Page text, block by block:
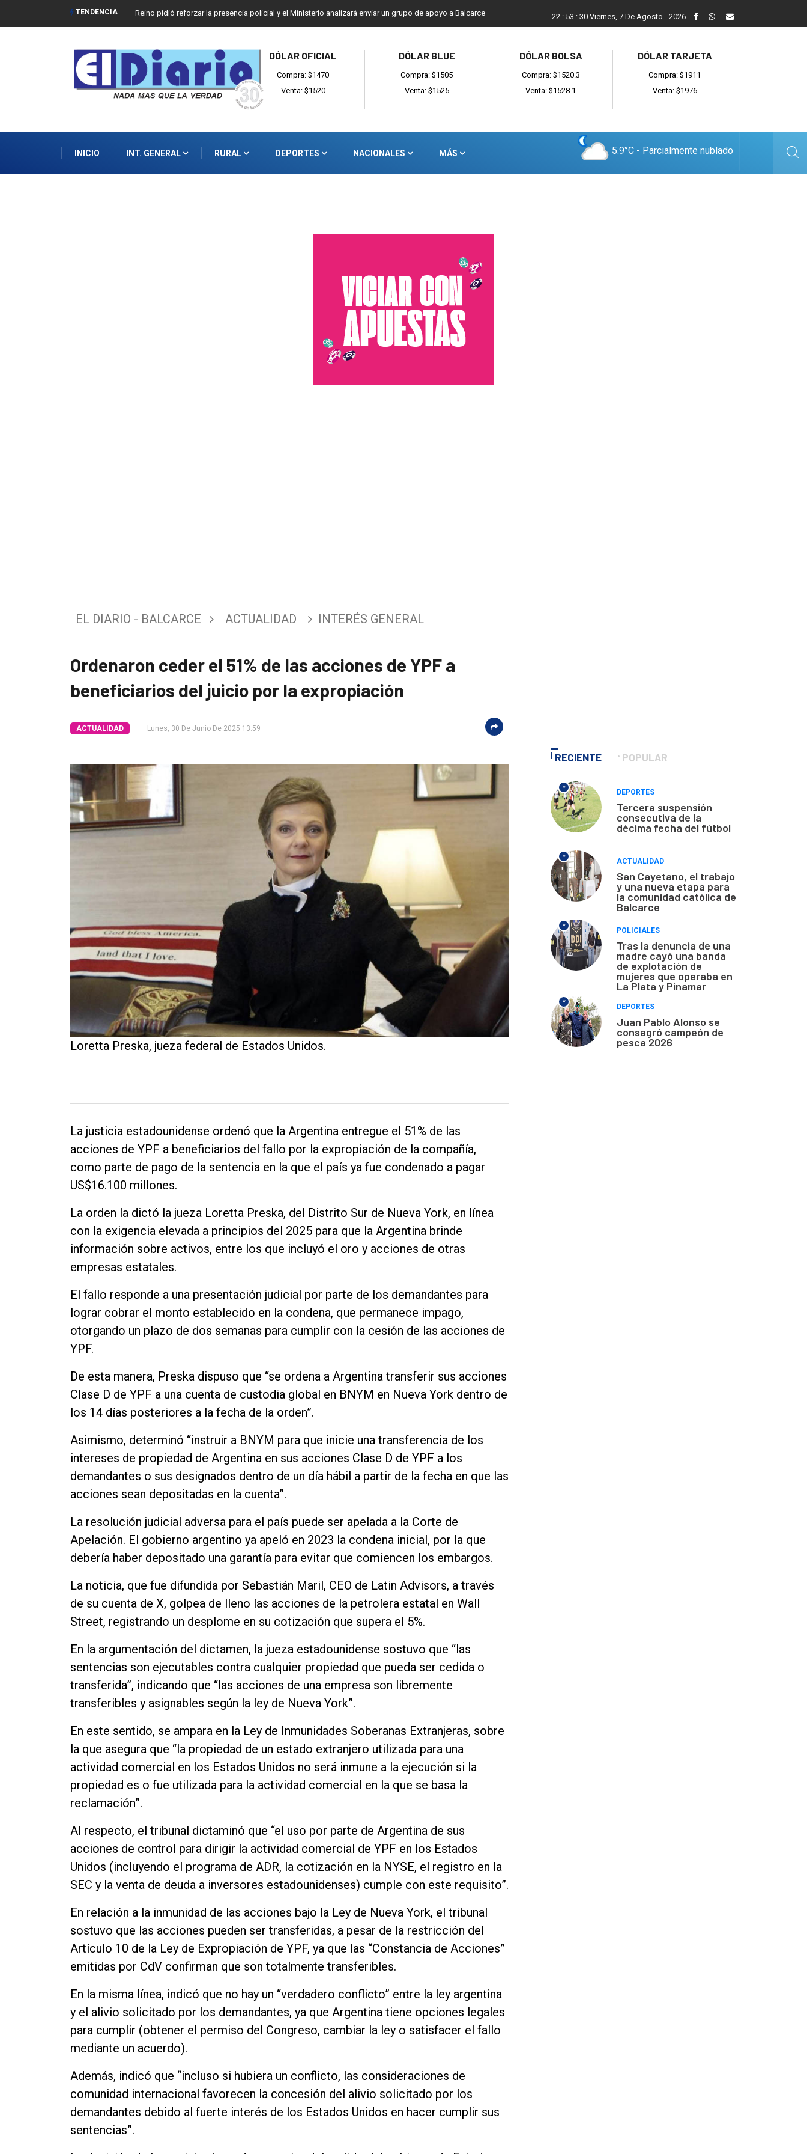
TENDENCIA Reino pidió reforzar la presencia policial y el Ministerio analizará enviar un grupo de apoyo a Balcarce Vecinos, instituciones y concejales se manifestaron contra
22 : 53 : 31 Viernes, 7 De Agosto - 2026
DÓLAR OFICIAL
Compra: $1470
Venta: $1520
DÓLAR BLUE
Compra: $1505
Venta: $1525
DÓLAR BOLSA
Compra: $1520.3
Venta: $1528.1
DÓLAR TARJETA
Compra: $1911
Venta: $1976
INICIO INT. GENERAL RURAL DEPORTES NACIONALES MÁS 5.9°C - Parcialmente nublado
Entrevistas
Fúnebres
Empresa
Nosotros
Contacto
EL DIARIO - BALCARCE ACTUALIDAD INTERÉS GENERAL
Ordenaron ceder el 51% de las acciones de YPF a
beneficiarios del juicio por la expropiación
ACTUALIDAD Lunes, 30 De Junio De 2025 13:59
Loretta Preska, jueza federal de Estados Unidos.
La justicia estadounidense ordenó que la Argentina entregue el 51% de las
acciones de YPF a beneficiarios del fallo por la expropiación de la compañía,
como parte de pago de la sentencia en la que el país ya fue condenado a pagar
US$16.100 millones.
La orden la dictó la jueza Loretta Preska, del Distrito Sur de Nueva York, en línea
con la exigencia elevada a principios del 2025 para que la Argentina brinde
información sobre activos, entre los que incluyó el oro y acciones de otras
empresas estatales.
El fallo responde a una presentación judicial por parte de los demandantes para
lograr cobrar el monto establecido en la condena, que permanece impago,
otorgando un plazo de dos semanas para cumplir con la cesión de las acciones de
YPF.
De esta manera, Preska dispuso que “se ordena a Argentina transferir sus acciones
Clase D de YPF a una cuenta de custodia global en BNYM en Nueva York dentro de
los 14 días posteriores a la fecha de la orden”.
Asimismo, determinó “instruir a BNYM para que inicie una transferencia de los
intereses de propiedad de Argentina en sus acciones Clase D de YPF a los
demandantes o sus designados dentro de un día hábil a partir de la fecha en que las
acciones sean depositadas en la cuenta”.
La resolución judicial adversa para el país puede ser apelada a la Corte de
Apelación. El gobierno argentino ya apeló en 2023 la condena inicial, por la que
debería haber depositado una garantía para evitar que comiencen los embargos.
La noticia, que fue difundida por Sebastián Maril, CEO de Latin Advisors, a través
de su cuenta de X, golpea de lleno las acciones de la petrolera estatal en Wall
Street, registrando un desplome en su cotización que supera el 5%.
En la argumentación del dictamen, la jueza estadounidense sostuvo que “las
sentencias son ejecutables contra cualquier propiedad que pueda ser cedida o
transferida”, indicando que “las acciones de una empresa son libremente
transferibles y asignables según la ley de Nueva York”.
En este sentido, se ampara en la Ley de Inmunidades Soberanas Extranjeras, sobre
la que asegura que “la propiedad de un estado extranjero utilizada para una
actividad comercial en los Estados Unidos no será inmune a la ejecución si la
propiedad es o fue utilizada para la actividad comercial en la que se basa la
reclamación”.
Al respecto, el tribunal dictaminó que “el uso por parte de Argentina de sus
acciones de control para dirigir la actividad comercial de YPF en los Estados
Unidos (incluyendo el programa de ADR, la cotización en la NYSE, el registro en la
SEC y la venta de deuda a inversores estadounidenses) cumple con este requisito”.
En relación a la inmunidad de las acciones bajo la Ley de Nueva York, el tribunal
sostuvo que las acciones pueden ser transferidas, a pesar de la restricción del
Artículo 10 de la Ley de Expropiación de YPF, ya que las “Constancia de Acciones”
emitidas por CdV confirman que son totalmente transferibles.
En la misma línea, indicó que no hay un “verdadero conflicto” entre la ley argentina
y el alivio solicitado por los demandantes, ya que Argentina tiene opciones legales
para cumplir (obtener el permiso del Congreso, cambiar la ley o satisfacer el fallo
mediante un acuerdo).
Además, indicó que “incluso si hubiera un conflicto, las consideraciones de
comunidad internacional favorecen la concesión del alivio solicitado por los
demandantes debido al fuerte interés de los Estados Unidos en hacer cumplir sus
sentencias”.
RECIENTE POPULAR
*
DEPORTES
Tercera suspensión
consecutiva de la
décima fecha del fútbol
*
ACTUALIDAD
San Cayetano, el trabajo
y una nueva etapa para
la comunidad católica de
Balcarce
*
POLICIALES
Tras la denuncia de una
madre cayó una banda
de explotación de
mujeres que operaba en
La Plata y Pinamar
*
DEPORTES
Juan Pablo Alonso se
consagró campeón de
pesca 2026